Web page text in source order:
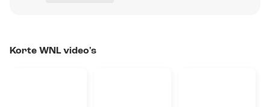
Korte WNL video's